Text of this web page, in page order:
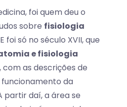
foi quem deu o
sobre fisiologia
foi só no século XVII, que
e fisiologia
as descrições de
da
partir daí, a área se